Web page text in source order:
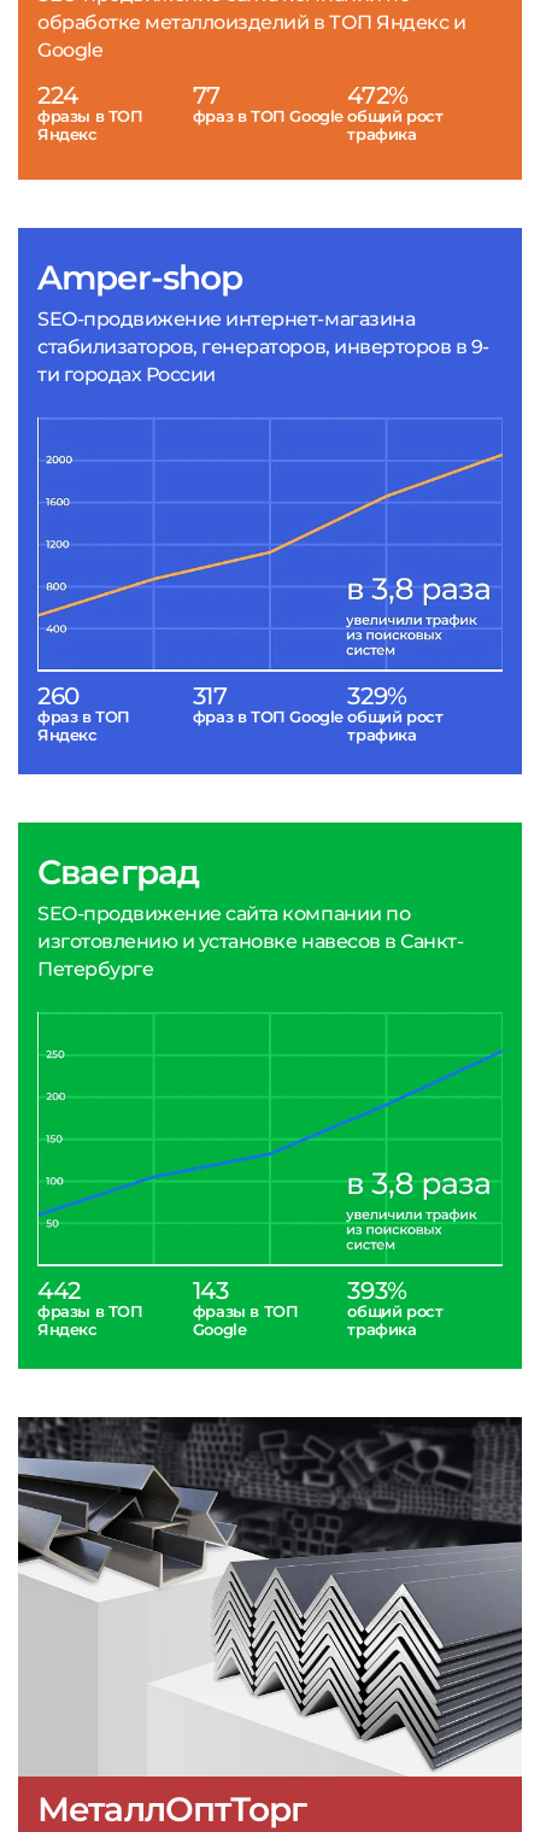
Amper-shop
SEO-продвижение интернет-магазина
стабилизаторов, генераторов, инверторов в 9-
ти городах России
260
фраз в ТОП
Яндекс
317
фраз в ТОП Google
329%
общий рост
трафика
МеталлОптТорг
обработке металлоизделий в ТОП Яндекс и
Google
224
фразы в ТОП
Яндекс
77
фраз в ТОП Google
472%
общий рост
трафика
Сваеград
SEO-продвижение сайта компании по
изготовлению и установке навесов в Санкт-
Петербурге
442
фразы в ТОП
Яндекс
143
фразы в ТОП
Google
393%
общий рост
трафика